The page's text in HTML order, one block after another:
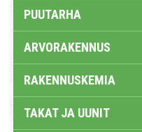
PUUTARHA
ARVORAKENNUS
RAKENNUSKEMIA
TAKAT JA UUNIT